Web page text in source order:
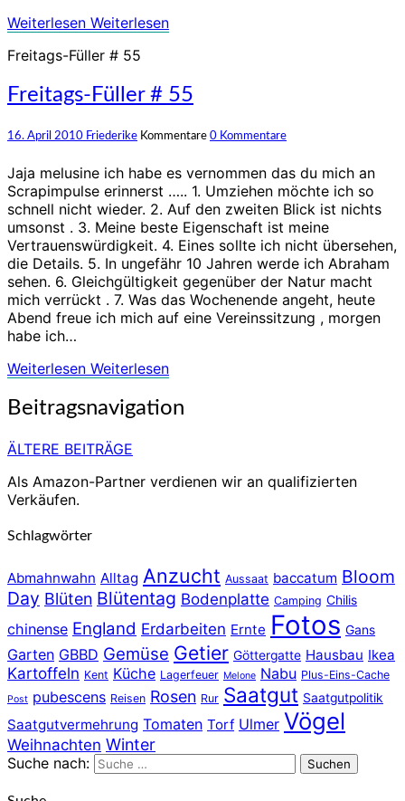
Weiterlesen Weiterlesen
Freitags-Füller # 55
Freitags-Füller # 55
16. April 2010 Friederike Kommentare 0 Kommentare
Jaja melusine ich habe es vernommen das du mich an
Scrapimpulse erinnerst ….. 1. Umziehen möchte ich so
schnell nicht wieder. 2. Auf den zweiten Blick ist nichts
umsonst . 3. Meine beste Eigenschaft ist meine
Vertrauenswürdigkeit. 4. Eines sollte ich nicht übersehen,
die Details. 5. In ungefähr 10 Jahren werde ich Abraham
sehen. 6. Gleichgültigkeit gegenüber der Natur macht
mich verrückt . 7. Was das Wochenende angeht, heute
Abend freue ich mich auf eine Vereinssitzung , morgen
habe ich…
Weiterlesen Weiterlesen
Beitragsnavigation
ÄLTERE BEITRÄGE
Als Amazon-Partner verdienen wir an qualifizierten
Verkäufen.
Schlagwörter
Abmahnwahn Alltag Anzucht Aussaat baccatum Bloom
Day Blüten Blütentag Bodenplatte Camping Chilis
chinense England Erdarbeiten Ernte Fotos Gans
Garten GBBD Gemüse Getier Göttergatte Hausbau Ikea
Kartoffeln Kent Küche Lagerfeuer Melone Nabu Plus-Eins-Cache
Post pubescens Reisen Rosen Rur Saatgut Saatgutpolitik
Saatgutvermehrung Tomaten Torf Ulmer Vögel
Weihnachten Winter
Suche nach: Suchen